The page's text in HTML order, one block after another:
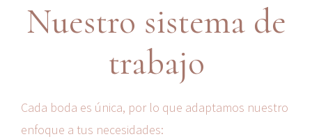
Nuestro sistema de
trabajo
Cada boda es única, por lo que adaptamos nuestro
enfoque a tus necesidades: